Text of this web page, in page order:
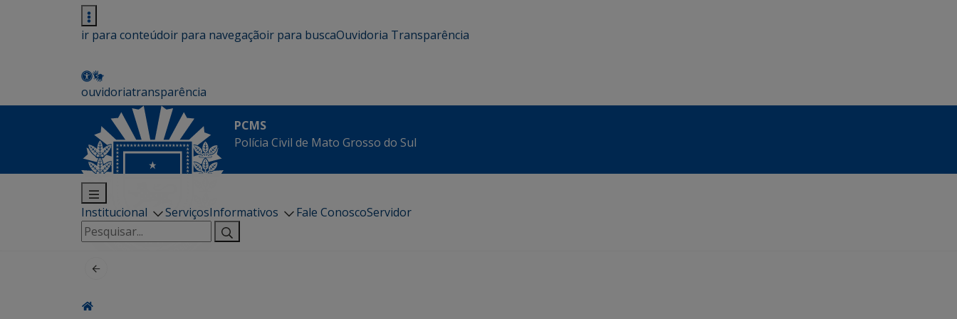
ir para conteúdoir para navegaçãoir para buscaOuvidoria Transparência
ouvidoriatransparência
PCMS
Polícia Civil de Mato Grosso do Sul
Institucional ServiçosInformativos Fale ConoscoServidor
Pesquisar
por: